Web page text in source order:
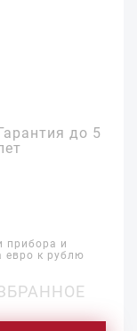
до 5
прибора и
евро к рублю